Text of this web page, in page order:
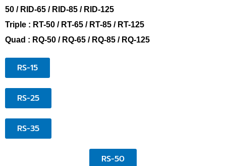
50 / RID-65 / RID-85 / RID-125
Triple : RT-50 / RT-65 / RT-85 / RT-125
Quad : RQ-50 / RQ-65 / RQ-85 / RQ-125
RS-15
RS-25
RS-35
RS-50